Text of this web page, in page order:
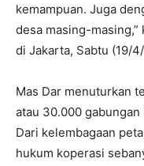
kemampuan. Juga
desa masing-masing,”
di Jakarta, Sabtu (19/
Mas Dar menuturkan
atau 30.000
Dari kelembagaan
hukum koperasi